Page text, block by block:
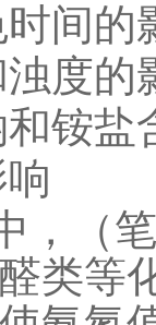
间的
度的
铵盐
，（
类等